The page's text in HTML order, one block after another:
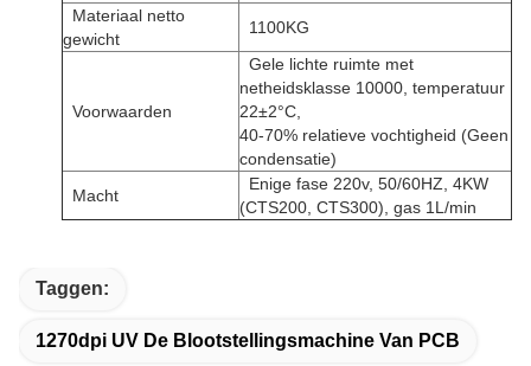
Materiaal netto
gewicht
1100KG
Voorwaarden
Gele lichte ruimte met
netheidsklasse 10000, temperatuur
22±2°C,
40-70% relatieve vochtigheid (Geen
condensatie)
Macht
Enige fase 220v, 50/60HZ, 4KW
(CTS200, CTS300), gas 1L/min
Taggen:
1270dpi UV De Blootstellingsmachine Van PCB